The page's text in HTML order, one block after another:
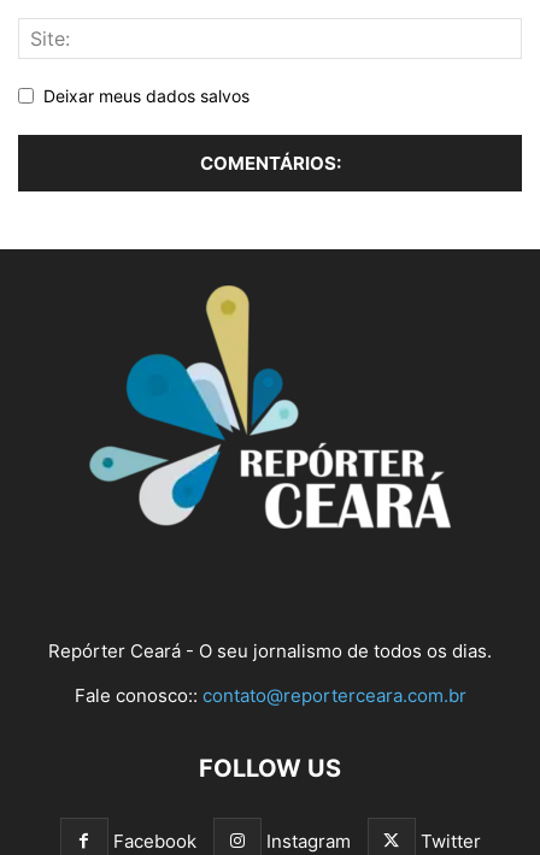
Deixar meus dados salvos
Repórter Ceará - O seu jornalismo de todos os dias.
Fale conosco:: contato@reporterceara.com.br
FOLLOW US
Facebook Instagram Twitter